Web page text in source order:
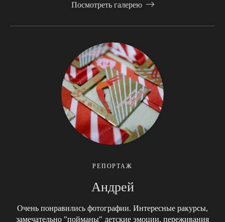
Посмотреть галерею
РЕПОРТАЖ
Андрей
Очень понравились фотографии. Интересные ракурсы,
замечательно "пойманы" детские эмоции. переживания